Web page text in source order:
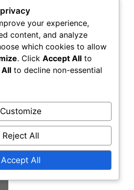
email, and website in this
next time I comment.
your experience,
content, and analyze
which cookies to allow
. Click Accept All to
All to decline non-essential
Customize
Reject All
Accept All